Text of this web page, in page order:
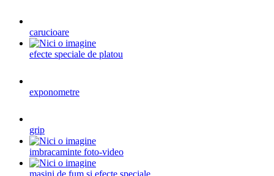
carucioare
efecte speciale de platou
exponometre
grip
imbracaminte foto-video
masini de fum si efecte speciale